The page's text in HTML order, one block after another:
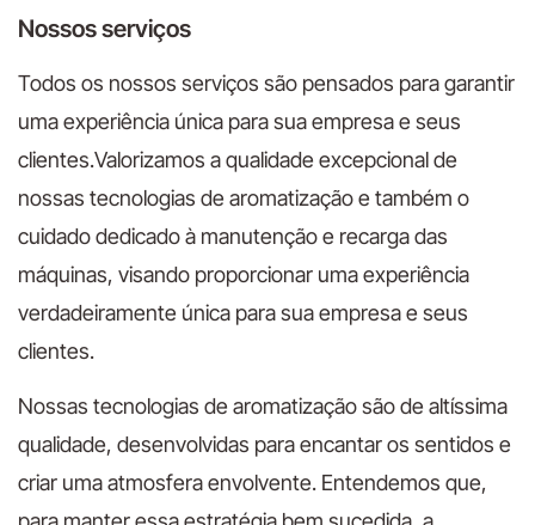
Nossos serviços
Todos os nossos serviços são pensados para garantir
uma experiência única para sua empresa e seus
clientes.Valorizamos a qualidade excepcional de
nossas tecnologias de aromatização e também o
cuidado dedicado à manutenção e recarga das
máquinas, visando proporcionar uma experiência
verdadeiramente única para sua empresa e seus
clientes.
Nossas tecnologias de aromatização são de altíssima
qualidade, desenvolvidas para encantar os sentidos e
criar uma atmosfera envolvente. Entendemos que,